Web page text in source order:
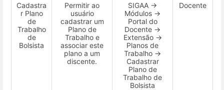
Cadastra
r Plano
de
Trabalho
de
Bolsista
Permitir ao
usuário
cadastrar um
Plano de
Trabalho e
associar este
plano a um
discente.
SIGAA →
Módulos →
Portal do
Docente →
Extensão →
Planos de
Trabalho →
Cadastrar
Plano de
Trabalho de
Bolsista
Docente